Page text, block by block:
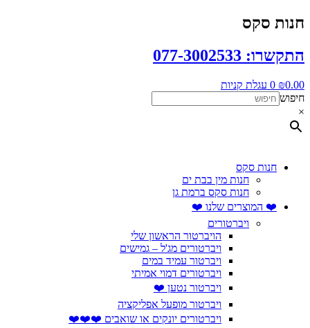
דלג
לתוכן
חנות סקס
התקשרו: 077-3002533
₪0.00
0 עגלת קניות
חיפוש
×
חנות סקס
חנות מין בבת ים
חנות סקס ברמת גן
❤️ המוצרים שלנו ❤️
ויברטורים
הויברטור הראשון שלי
ויברטורים מג'ל – גמישים
ויברטור עמיד במים
ויברטורים דמוי אמיתי
ויברטור נטען ❤️
ויברטור מופעל אפליקציה
ויברטורים יונקים או שואבים ❤️❤️❤️